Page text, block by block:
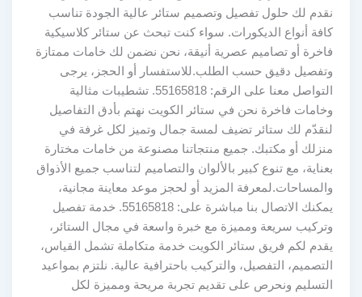
نقدم لك حلول تفصيل وتصميم ستائر عالية الجودة تناسب
كافة أنواع الديكورات. سواء كنت تبحث عن ستائر كلاسيكية
فاخرة أو تصاميم عصرية أنيقة، نحن نضمن لك خامات ممتازة
وتفصيل دقيق حسب الطلب.للاستفسار أو الحجز، يرجى
التواصل معنا على الرقم: 55165818. تشطيبات مثالية
وخامات فاخرة نحن في ستائر الكويت نهتم بأدق التفاصيل
لنقدّم لك ستائر تضيف لمسة جمال وتميز لكل غرفة في
منزلك أو مكتبك. جميع منتجاتنا مصنوعة من خامات مختارة
بعناية، مع تنوع كبير بالألوان والتصاميم لتناسب جميع الأذواق
والمساحات.لمعرفة المزيد أو لحجز موعد معاينة مجانية،
يمكنك الاتصال بنا مباشرة على: 55165818. خدمة تفصيل
وتركيب سريعة ومميزة مع خبرة واسعة في مجال الستائر،
يقدم لكم فريق ستائر الكويت خدمة متكاملة تشمل القياس،
التصميم، التفصيل، والتركيب باحترافية عالية. نلتزم بمواعيد
التسليم ونحرص على تقديم تجربة مريحة ومميزة لكل